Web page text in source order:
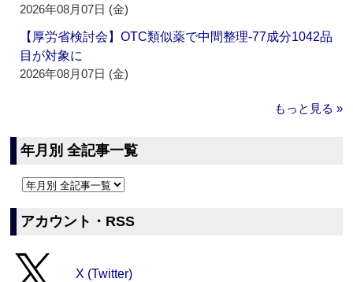
2026年08月07日 (金)
【厚労省検討会】OTC類似薬で中間整理‐77成分1042品
目が対象に
2026年08月07日 (金)
もっと見る »
年月別 全記事一覧
アカウント・RSS
X (Twitter)